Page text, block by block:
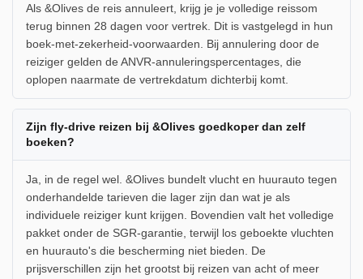
Als &Olives de reis annuleert, krijg je je volledige reissom
terug binnen 28 dagen voor vertrek. Dit is vastgelegd in hun
boek-met-zekerheid-voorwaarden. Bij annulering door de
reiziger gelden de ANVR-annuleringspercentages, die
oplopen naarmate de vertrekdatum dichterbij komt.
Zijn fly-drive reizen bij &Olives goedkoper dan zelf
boeken?
Ja, in de regel wel. &Olives bundelt vlucht en huurauto tegen
onderhandelde tarieven die lager zijn dan wat je als
individuele reiziger kunt krijgen. Bovendien valt het volledige
pakket onder de SGR-garantie, terwijl los geboekte vluchten
en huurauto's die bescherming niet bieden. De
prijsverschillen zijn het grootst bij reizen van acht of meer